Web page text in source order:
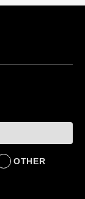
BUSINESS
OTHER